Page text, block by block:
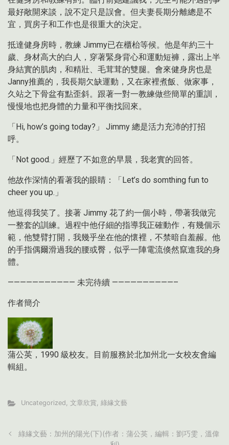
最好敞開來談，說不定只是誤會。但夫妻長期分離總是不
宜，買房子和工作也是很重大的決定。
抵達健身房時，教練 Jimmy已在櫃枱等候。他是年約三十
歲、身材高大的白人，穿著緊身背心和運動短褲，露出上半
身結實的肌肉，和精壯、毛茸茸的雙腿。會來健身房也是
Janny推薦的，我長期欠缺運動，又在家裡煮飯、做家事，
久站之下骨盆有點歪斜。跟著一對一教練做些簡單的重訓，
慢慢地也把身體的力量和平衡找回來。
「Hi, how’s going today?」 Jimmy 總是活力充沛的打招
呼。
「Not good.」經歷了不如意的早晨，我老實的回答。
他故作深情的看著我的眼睛：「Let’s do somthing fun to
cheer you up.」
他逗得我笑了。接著 Jimmy 花了約一個小時，帶著我做完
一整套的訓練。過程中他仔細的指導我正確動作，有幾個示
範，他雙臂打開，我幾乎坐在他的懷裡，不禁暗自羞赧。他
的手指偶爾滑過我的腰或臀，似乎一陣電流倏然竄進我的身
體。
——————————— 未完待續 ——————————–
作者簡介
蒲公英，1990 級校友。目前服務於北加州北一女校友會編
輯組。
Uncategorized, 文章欣賞, 綠緣文藝
綠緣文藝：加州的陽光(下)(作者：蒲公英，編輯：劉巧雯，溫偉